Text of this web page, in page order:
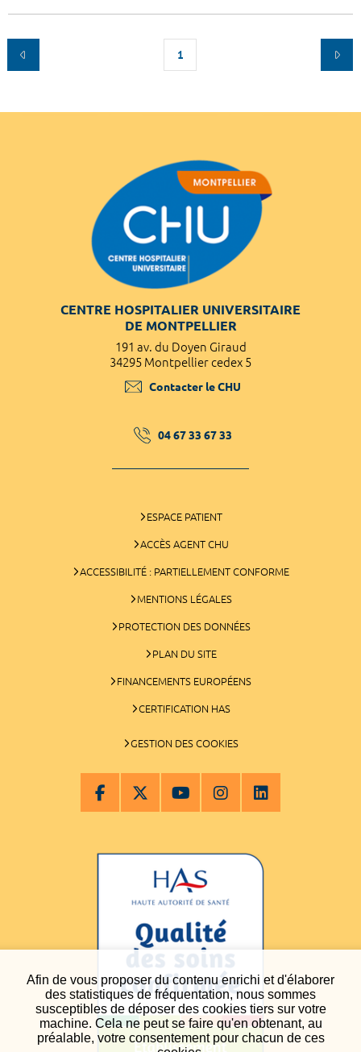
Afin de vous proposer du contenu enrichi et d'élaborer
des statistiques de fréquentation, nous sommes
susceptibles de déposer des cookies tiers sur votre
machine. Cela ne peut se faire qu'en obtenant, au
préalable, votre consentement pour chacun de ces
1
CENTRE HOSPITALIER UNIVERSITAIRE
DE MONTPELLIER
191 av. du Doyen Giraud
34295 Montpellier cedex 5
Contacter le CHU
04 67 33 67 33
ESPACE PATIENT
ACCÈS AGENT CHU
ACCESSIBILITÉ : PARTIELLEMENT CONFORME
MENTIONS LÉGALES
PROTECTION DES DONNÉES
PLAN DU SITE
FINANCEMENTS EUROPÉENS
CERTIFICATION HAS
GESTION DES COOKIES